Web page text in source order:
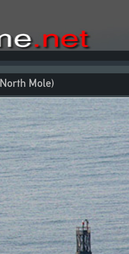
Mole)